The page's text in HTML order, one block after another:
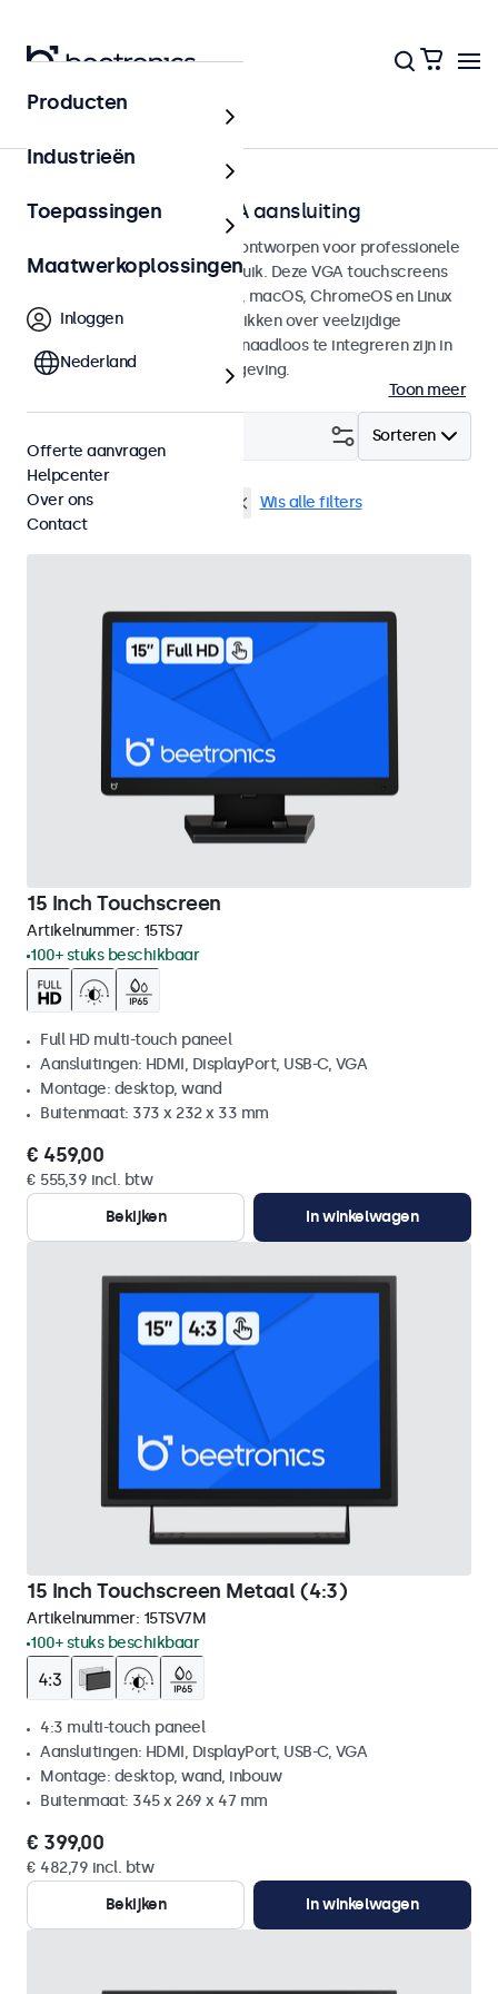
Home
Touchscreens met VGA aansluiting
VGA Touchscreen monitoren ontworpen voor professionele
toepassingen en continu gebruik. Deze VGA touchscreens
zijn compatible met Windows, macOS, ChromeOS en Linux
besturingssystemen en beschikken over veelzijdige
montageopties, waarmee ze naadloos te integreren zijn in
elke applicatie en iedere omgeving.
Toon meer
Sorteren
VGA 15 inch touchscreens Wis alle filters
15 Inch Touchscreen
Artikelnummer: 15TS7
100+ stuks beschikbaar
Full HD multi-touch paneel
Aansluitingen: HDMI, DisplayPort, USB-C, VGA
Montage: desktop, wand
Buitenmaat: 373 x 232 x 33 mm
€ 459,00
€ 555,39 incl. btw
Bekijken
In winkelwagen
15 Inch Touchscreen Metaal (4:3)
Artikelnummer: 15TSV7M
100+ stuks beschikbaar
4:3 multi-touch paneel
Aansluitingen: HDMI, DisplayPort, USB-C, VGA
Montage: desktop, wand, inbouw
Buitenmaat: 345 x 269 x 47 mm
€ 399,00
€ 482,79 incl. btw
Bekijken
In winkelwagen
Producten
Industrieën
Toepassingen
Maatwerkoplossingen
Inloggen
Nederland
Offerte aanvragen
Helpcenter
Over ons
Contact